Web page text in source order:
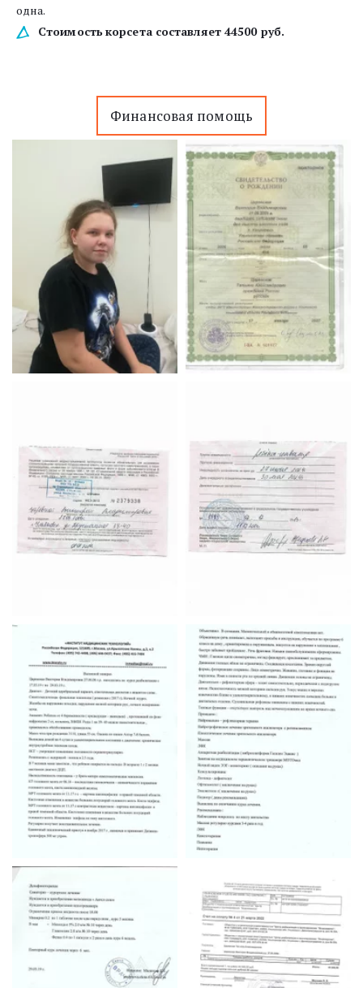
одна.
Стоимостькорсета составляет 44500 руб.
Финансовая помощь